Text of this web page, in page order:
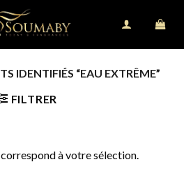
IDENTIFIÉS “EAU EXTRÊME”
FILTRER
à votre sélection.